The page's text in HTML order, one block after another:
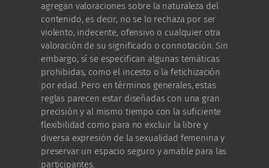
agregan valoraciones sobre la naturaleza del
contenido, es decir, no se lo rechaza por ser
violento, indecente, ofensivo o cualquier otra
valoración de su significado o connotación. Sin
embargo, sí se especifican algunas temáticas
prohibidas, como el incesto o la fetichización
por edad. Pero en términos generales, estas
reglas parecen estar diseñadas con una gran
precisión y al mismo tiempo con la suficiente
flexibilidad como para no excluir la libre y
diversa expresión de la sexualidad femenina y
preservar un espacio seguro y amable para las
participantes.